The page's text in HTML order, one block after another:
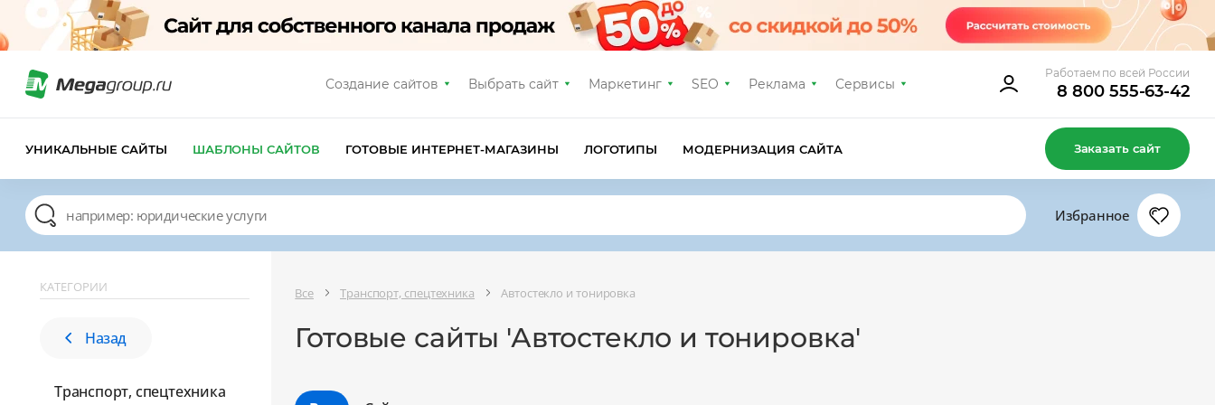
Создание сайтов Выбрать сайт Маркетинг SEO Реклама Сервисы
Работаем по всей России
8 800 555-63-42
УНИКАЛЬНЫЕ САЙТЫ ШАБЛОНЫ САЙТОВ ГОТОВЫЕ ИНТЕРНЕТ-МАГАЗИНЫ ЛОГОТИПЫ МОДЕРНИЗАЦИЯ САЙТА Заказать сайт
Избранное
КАТЕГОРИИ
Назад
Транспорт, спецтехника
Все Транспорт, спецтехника Автостекло и тонировка
Готовые сайты 'Автостекло и тонировка'